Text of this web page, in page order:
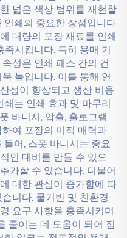
넓은 색상 범위를 재현할
인쇄의 중요한 장점입니다.
대량의 포장 재료를 인쇄
시킵니다. 특히 용매 기
성은 인쇄 패스 간의 건
높입니다. 이를 통해 연
성이 향상되고 생산 비용
는 인쇄 효과 및 마무리
바니시, 압출, 홀로그램
여 포장의 미적 매력과
어, 스폿 바니시는 중요
인 대비를 만들 수 있으
가할 수 있습니다. 더불어
대한 관심이 증가함에 따
니다. 물기반 및 친환경
요구 사항을 충족시키며
줄이는 데 도움이 되어 점